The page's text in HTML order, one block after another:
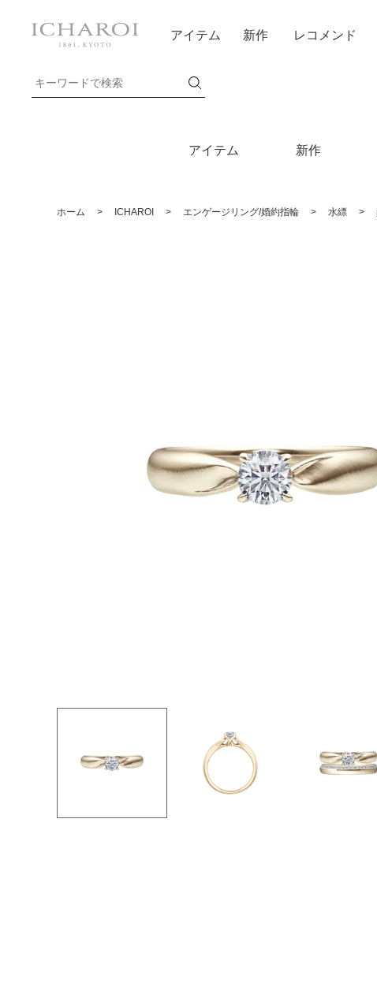
アイテム 新作
アイテム 新作 レコメンド
ホーム > ICHAROI > エンゲージリング/婚約指輪 > 水縹 >